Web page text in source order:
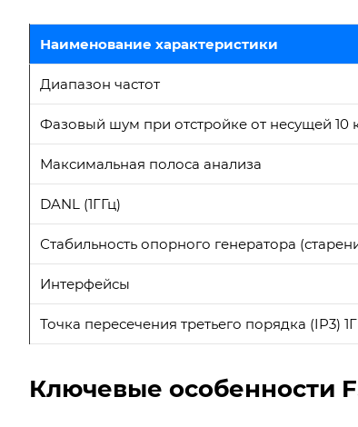
Наименование характеристики
Диапазон частот
Фазовый шум при отстройке от несущей 10
Максимальная полоса анализа
DANL (1ГГц)
Стабильность опорного генератора
Интерфейсы
Точка пересечения третьего порядка (IP3)
Ключевые особенности